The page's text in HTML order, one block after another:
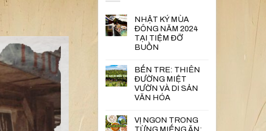
NHẬT KÝ MÙA
ĐÔNG NĂM 2024
TẠI TIỆM ĐỠ
BUỒN
BẾN TRE: THIÊN
ĐƯỜNG MIỆT
VƯỜN VÀ DI SẢN
VĂN HÓA
VỊ NGON TRONG
TỪNG MIẾNG ĂN: